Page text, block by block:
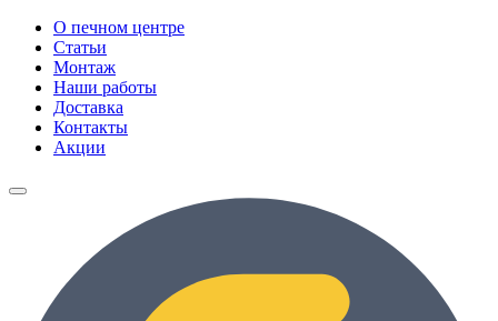
О печном центре
Статьи
Монтаж
Наши работы
Доставка
Контакты
Акции